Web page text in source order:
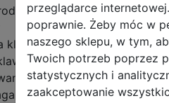
Warhammer: Age of
klimat Mortal Realms.
mysz i akcesoria
utrzymać matę na miejscu.
przeglądarce
poprawnie. Żeby móc w
naszego sklepu, w tym,
Twoich potrzeb poprzez
statystycznych i
zaakceptowanie